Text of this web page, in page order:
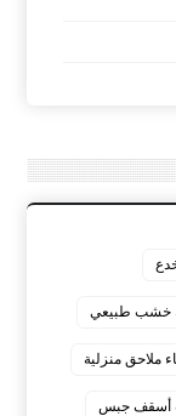
خشب طبيعي
ملاحق منزلية
أسقف جبس